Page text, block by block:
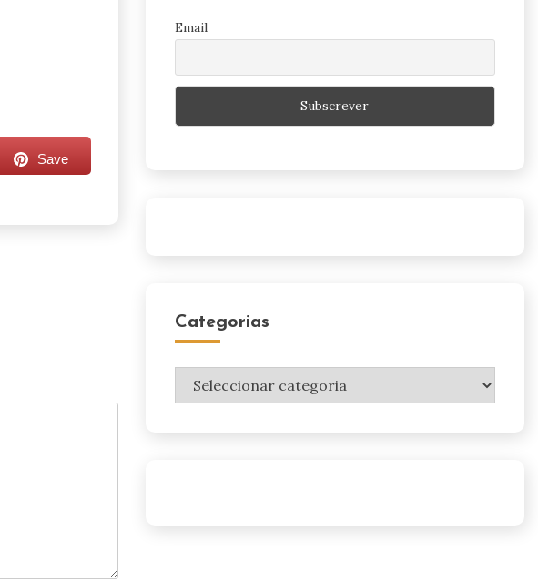
Save
Email
Categorias
Categorias